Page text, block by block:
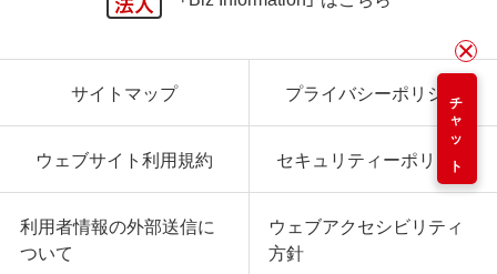
チャット
サイトマップ プライバシーポリシー
ウェブサイト利用規約 セキュリティーポリシー
利用者情報の外部送信に
ついて
ウェブアクセシビリティ
方針